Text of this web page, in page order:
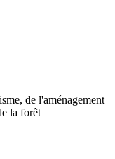
de l'aménagement
la forêt